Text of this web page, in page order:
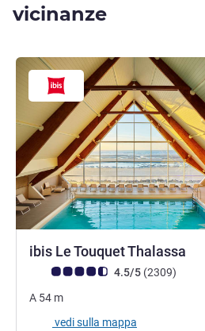
vicinanze
ibis Le Touquet Thalassa
Giudizio clienti (Valutazione ALL)
4.5/5 (2309)
A 54 m
vedi sulla mappa